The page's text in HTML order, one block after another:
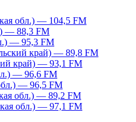
обл.) — 104,5 FM
— 88,3 FM
— 95,3 FM
край) — 89,8 FM
край) — 93,1 FM
— 96,6 FM
— 96,5 FM
обл.) — 89,2 FM
обл.) — 97,1 FM